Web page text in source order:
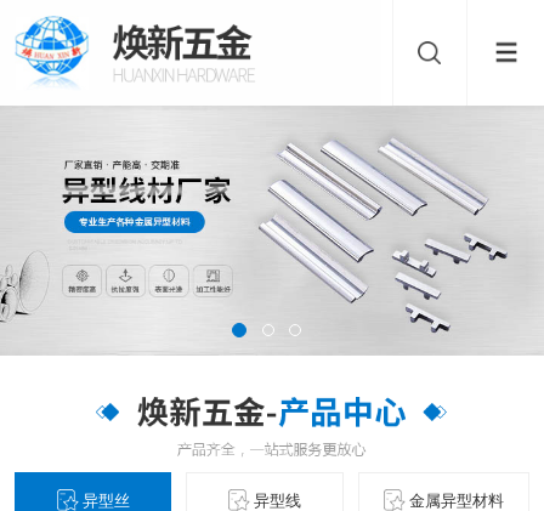
异型丝 异型线 金属异型材料